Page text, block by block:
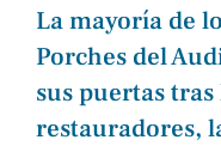
La mayoría de
Porches del
sus puertas
restauradores,